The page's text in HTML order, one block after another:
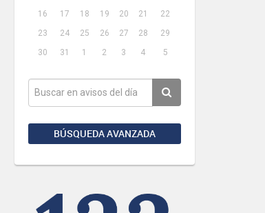
16
17 18 19 20 21
22
23
24 25 26 27 28
29
30
31 1 2 3 4 5
BÚSQUEDA AVANZADA